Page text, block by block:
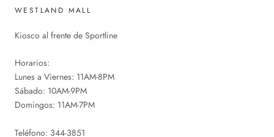
WESTLAND MALL
Kiosco al frente de Sportline
Horarios:
Lunes a Viernes: 11AM-8PM
Sábado: 10AM-9PM
Domingos: 11AM-7PM
Teléfono: 344-3851